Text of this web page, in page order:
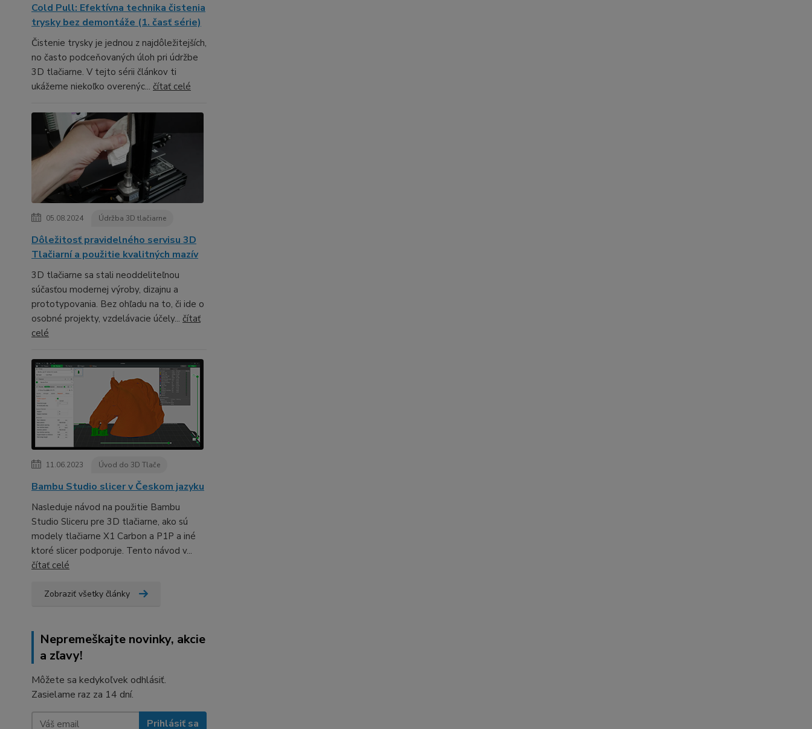
Cold Pull: Efektívna technika čistenia
trysky bez demontáže (1. časť série)
Čistenie trysky je jednou z najdôležitejších,
no často podceňovaných úloh pri údržbe
3D tlačiarne. V tejto sérii článkov ti
ukážeme niekoľko overenýc... čítať celé
05.08.2024 Údržba 3D tlačiarne
Dôležitosť pravidelného servisu 3D
Tlačiarní a použitie kvalitných mazív
3D tlačiarne sa stali neoddeliteľnou
súčasťou modernej výroby, dizajnu a
prototypovania. Bez ohľadu na to, či ide o
osobné projekty, vzdelávacie účely... čítať
celé
11.06.2023 Úvod do 3D Tlače
Bambu Studio slicer v Českom jazyku
Nasleduje návod na použitie Bambu
Studio Sliceru pre 3D tlačiarne, ako sú
modely tlačiarne X1 Carbon a P1P a iné
ktoré slicer podporuje. Tento návod v...
čítať celé
Zobraziť všetky články
Nepremeškajte novinky, akcie
a zľavy!
Môžete sa kedykoľvek odhlásiť.
Zasielame raz za 14 dní.
Prihlásiť sa